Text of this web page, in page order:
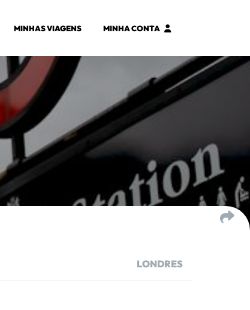
MINHAS VIAGENS MINHA CONTA
LONDRES